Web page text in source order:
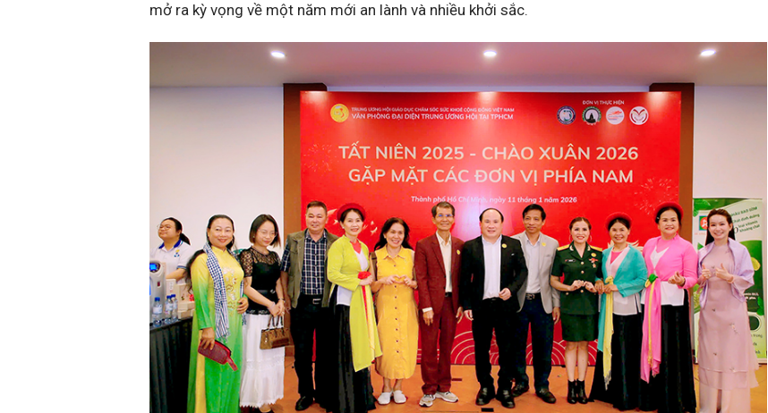
mở ra kỳ vọng về một năm mới an lành và nhiều khởi sắc.